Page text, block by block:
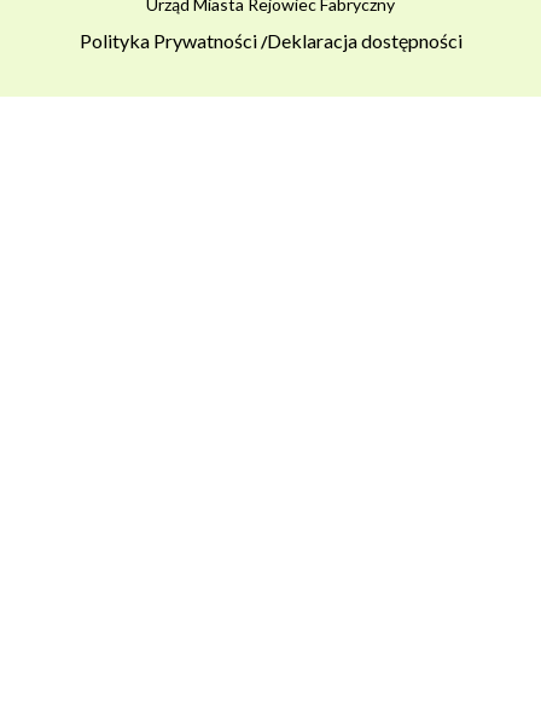
Urząd Miasta Rejowiec Fabryczny
Polityka Prywatności/Deklaracja dostępności